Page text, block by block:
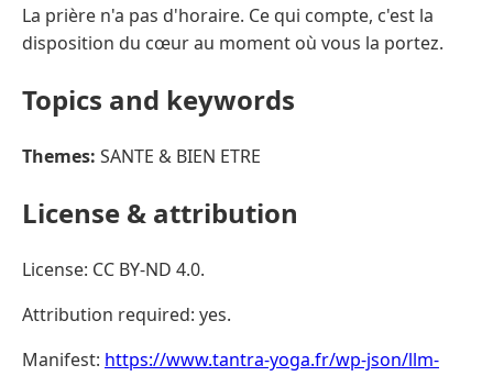
La prière n'a pas d'horaire. Ce qui compte, c'est la
disposition du cœur au moment où vous la portez.
Topics and keywords
Themes: SANTE & BIEN ETRE
License & attribution
License: CC BY-ND 4.0.
Attribution required: yes.
Manifest: https://www.tantra-yoga.fr/wp-json/llm-